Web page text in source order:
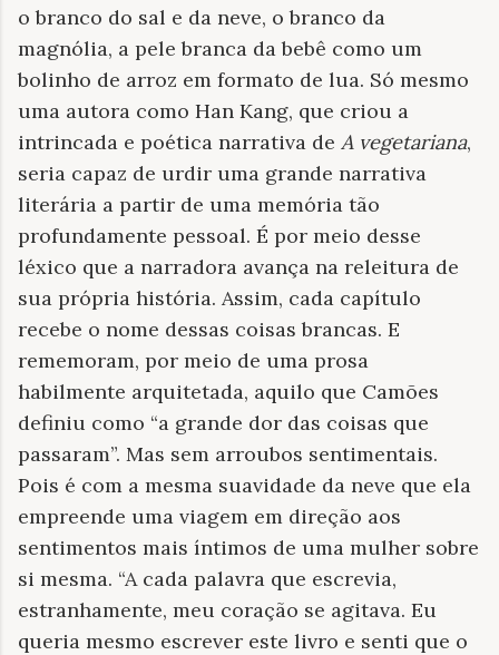
o branco do sal e da neve, o branco da
magnólia, a pele branca da bebê como um
bolinho de arroz em formato de lua. Só mesmo
uma autora como Han Kang, que criou a
intrincada e poética narrativa de A vegetariana,
seria capaz de urdir uma grande narrativa
literária a partir de uma memória tão
profundamente pessoal. É por meio desse
léxico que a narradora avança na releitura de
sua própria história. Assim, cada capítulo
recebe o nome dessas coisas brancas. E
rememoram, por meio de uma prosa
habilmente arquitetada, aquilo que Camões
definiu como “a grande dor das coisas que
passaram”. Mas sem arroubos sentimentais.
Pois é com a mesma suavidade da neve que ela
empreende uma viagem em direção aos
sentimentos mais íntimos de uma mulher sobre
si mesma. “A cada palavra que escrevia,
estranhamente, meu coração se agitava. Eu
queria mesmo escrever este livro e senti que o